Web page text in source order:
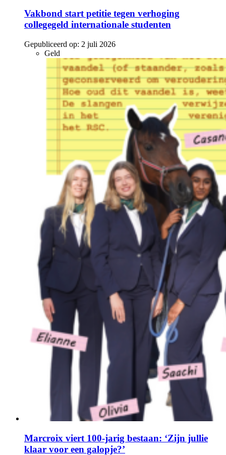
Vakbond start petitie tegen verhoging
collegegeld internationale studenten
Gepubliceerd op: 2 juli 2026
Geld
Marcroix viert 100-jarig bestaan: ‘Zijn jullie
klaar voor een galopje?’